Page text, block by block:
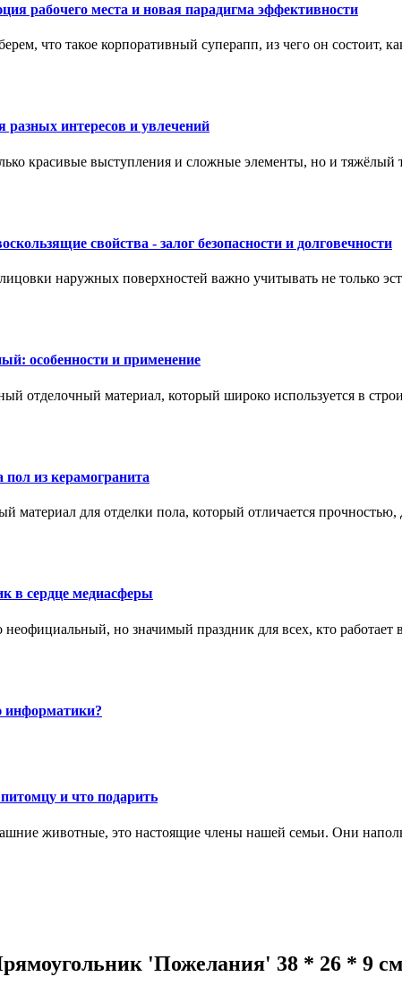
рабочего места и новая парадигма эффективности
что такое корпоративный суперапп, из чего он состоит,
разных интересов и увлечений
красивые выступления и сложные элементы, но и тяжёлый
свойства - залог безопасности и долговечности
наружных поверхностей важно учитывать не только
особенности и применение
отделочный материал, который широко используется в
из керамогранита
материал для отделки пола, который отличается
в сердце медиасферы
но значимый праздник для всех, кто работает
информатики?
и что подарить
животные, это настоящие члены нашей семьи. Они
'Пожелания' 38 * 26 * 9